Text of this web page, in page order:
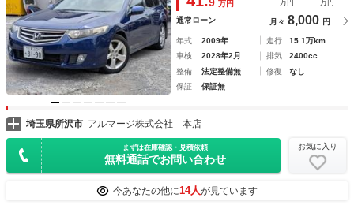
Ｃ
万円 万円 万円
通常ローン 月々 8,000 円
年式 2009年 走行
15.1万km
車検
2028年2月 排気
2400cc
整備
法定整備無 修復
なし
保証
保証無
埼玉県所沢市 アルマージ株式会社 本店
まずは在庫確認・見積依頼
無料通話でお問い合わせ
お気に入り
今あなたの他に14人が見ています